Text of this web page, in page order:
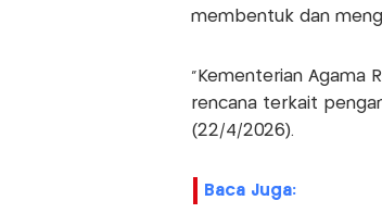
membentuk dan
“Kementerian Agama
rencana terkait
(22/4/2026).
Baca Juga: